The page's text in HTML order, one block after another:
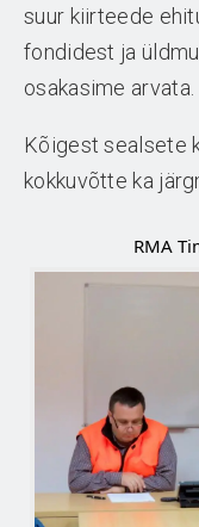
suur kiirteede
fondidest ja
osakasime arvata.
Kõigest sealsete
kokkuvõtte ka
RMA